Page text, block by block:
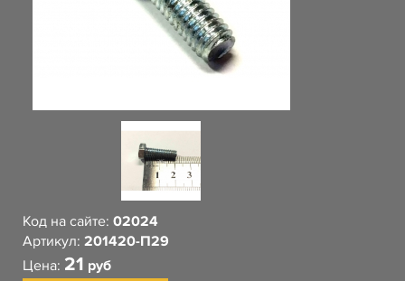
Код на сайте: 02024
Артикул: 201420-П29
Цена: 21 руб